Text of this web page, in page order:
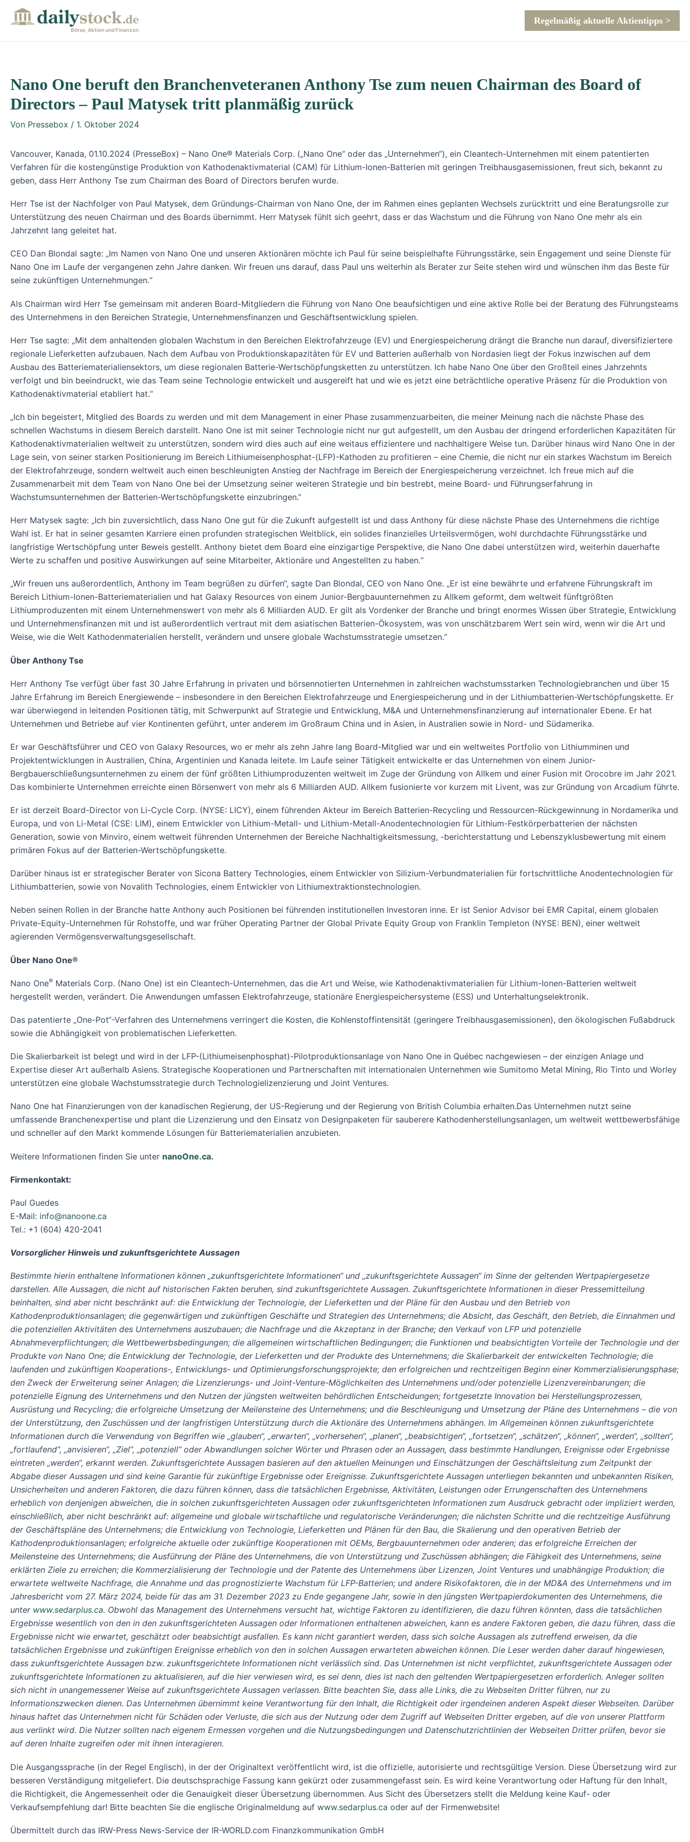
Inhalt
Börse, Aktien und Finanzen
Regelmäßig aktuelle Aktientipps >
Nano One beruft den Branchenveteranen Anthony Tse zum neuen Chairman des Board of
Directors – Paul Matysek tritt planmäßig zurück
Von Pressebox / 1. Oktober 2024
Vancouver, Kanada, 01.10.2024 (PresseBox) – Nano One® Materials Corp. („Nano One“ oder das „Unternehmen“), ein Cleantech-Unternehmen mit einem patentierten
Verfahren für die kostengünstige Produktion von Kathodenaktivmaterial (CAM) für Lithium-Ionen-Batterien mit geringen Treibhausgasemissionen, freut sich, bekannt zu
geben, dass Herr Anthony Tse zum Chairman des Board of Directors berufen wurde.
Herr Tse ist der Nachfolger von Paul Matysek, dem Gründungs-Chairman von Nano One, der im Rahmen eines geplanten Wechsels zurücktritt und eine Beratungsrolle zur
Unterstützung des neuen Chairman und des Boards übernimmt. Herr Matysek fühlt sich geehrt, dass er das Wachstum und die Führung von Nano One mehr als ein
Jahrzehnt lang geleitet hat.
CEO Dan Blondal sagte: „Im Namen von Nano One und unseren Aktionären möchte ich Paul für seine beispielhafte Führungsstärke, sein Engagement und seine Dienste für
Nano One im Laufe der vergangenen zehn Jahre danken. Wir freuen uns darauf, dass Paul uns weiterhin als Berater zur Seite stehen wird und wünschen ihm das Beste für
seine zukünftigen Unternehmungen.“
Als Chairman wird Herr Tse gemeinsam mit anderen Board-Mitgliedern die Führung von Nano One beaufsichtigen und eine aktive Rolle bei der Beratung des Führungsteams
des Unternehmens in den Bereichen Strategie, Unternehmensfinanzen und Geschäftsentwicklung spielen.
Herr Tse sagte: „Mit dem anhaltenden globalen Wachstum in den Bereichen Elektrofahrzeuge (EV) und Energiespeicherung drängt die Branche nun darauf, diversifiziertere
regionale Lieferketten aufzubauen. Nach dem Aufbau von Produktionskapazitäten für EV und Batterien außerhalb von Nordasien liegt der Fokus inzwischen auf dem
Ausbau des Batteriematerialiensektors, um diese regionalen Batterie-Wertschöpfungsketten zu unterstützen. Ich habe Nano One über den Großteil eines Jahrzehnts
verfolgt und bin beeindruckt, wie das Team seine Technologie entwickelt und ausgereift hat und wie es jetzt eine beträchtliche operative Präsenz für die Produktion von
Kathodenaktivmaterial etabliert hat.“
„Ich bin begeistert, Mitglied des Boards zu werden und mit dem Management in einer Phase zusammenzuarbeiten, die meiner Meinung nach die nächste Phase des
schnellen Wachstums in diesem Bereich darstellt. Nano One ist mit seiner Technologie nicht nur gut aufgestellt, um den Ausbau der dringend erforderlichen Kapazitäten für
Kathodenaktivmaterialien weltweit zu unterstützen, sondern wird dies auch auf eine weitaus effizientere und nachhaltigere Weise tun. Darüber hinaus wird Nano One in der
Lage sein, von seiner starken Positionierung im Bereich Lithiumeisenphosphat-(LFP)-Kathoden zu profitieren – eine Chemie, die nicht nur ein starkes Wachstum im Bereich
der Elektrofahrzeuge, sondern weltweit auch einen beschleunigten Anstieg der Nachfrage im Bereich der Energiespeicherung verzeichnet. Ich freue mich auf die
Zusammenarbeit mit dem Team von Nano One bei der Umsetzung seiner weiteren Strategie und bin bestrebt, meine Board- und Führungserfahrung in
Wachstumsunternehmen der Batterien-Wertschöpfungskette einzubringen.”
Herr Matysek sagte: „Ich bin zuversichtlich, dass Nano One gut für die Zukunft aufgestellt ist und dass Anthony für diese nächste Phase des Unternehmens die richtige
Wahl ist. Er hat in seiner gesamten Karriere einen profunden strategischen Weitblick, ein solides finanzielles Urteilsvermögen, wohl durchdachte Führungsstärke und
langfristige Wertschöpfung unter Beweis gestellt. Anthony bietet dem Board eine einzigartige Perspektive, die Nano One dabei unterstützen wird, weiterhin dauerhafte
Werte zu schaffen und positive Auswirkungen auf seine Mitarbeiter, Aktionäre und Angestellten zu haben.“
„Wir freuen uns außerordentlich, Anthony im Team begrüßen zu dürfen“, sagte Dan Blondal, CEO von Nano One. „Er ist eine bewährte und erfahrene Führungskraft im
Bereich Lithium-Ionen-Batteriematerialien und hat Galaxy Resources von einem Junior-Bergbauunternehmen zu Allkem geformt, dem weltweit fünftgrößten
Lithiumproduzenten mit einem Unternehmenswert von mehr als 6 Milliarden AUD. Er gilt als Vordenker der Branche und bringt enormes Wissen über Strategie, Entwicklung
und Unternehmensfinanzen mit und ist außerordentlich vertraut mit dem asiatischen Batterien-Ökosystem, was von unschätzbarem Wert sein wird, wenn wir die Art und
Weise, wie die Welt Kathodenmaterialien herstellt, verändern und unsere globale Wachstumsstrategie umsetzen.“
Über Anthony Tse
Herr Anthony Tse verfügt über fast 30 Jahre Erfahrung in privaten und börsennotierten Unternehmen in zahlreichen wachstumsstarken Technologiebranchen und über 15
Jahre Erfahrung im Bereich Energiewende – insbesondere in den Bereichen Elektrofahrzeuge und Energiespeicherung und in der Lithiumbatterien-Wertschöpfungskette. Er
war überwiegend in leitenden Positionen tätig, mit Schwerpunkt auf Strategie und Entwicklung, M&A und Unternehmensfinanzierung auf internationaler Ebene. Er hat
Unternehmen und Betriebe auf vier Kontinenten geführt, unter anderem im Großraum China und in Asien, in Australien sowie in Nord- und Südamerika.
Er war Geschäftsführer und CEO von Galaxy Resources, wo er mehr als zehn Jahre lang Board-Mitglied war und ein weltweites Portfolio von Lithiumminen und
Projektentwicklungen in Australien, China, Argentinien und Kanada leitete. Im Laufe seiner Tätigkeit entwickelte er das Unternehmen von einem Junior-
Bergbauerschließungsunternehmen zu einem der fünf größten Lithiumproduzenten weltweit im Zuge der Gründung von Allkem und einer Fusion mit Orocobre im Jahr 2021.
Das kombinierte Unternehmen erreichte einen Börsenwert von mehr als 6 Milliarden AUD. Allkem fusionierte vor kurzem mit Livent, was zur Gründung von Arcadium führte.
Er ist derzeit Board-Director von Li-Cycle Corp. (NYSE: LICY), einem führenden Akteur im Bereich Batterien-Recycling und Ressourcen-Rückgewinnung in Nordamerika und
Europa, und von Li-Metal (CSE: LIM), einem Entwickler von Lithium-Metall- und Lithium-Metall-Anodentechnologien für Lithium-Festkörperbatterien der nächsten
Generation, sowie von Minviro, einem weltweit führenden Unternehmen der Bereiche Nachhaltigkeitsmessung, -berichterstattung und Lebenszyklusbewertung mit einem
primären Fokus auf der Batterien-Wertschöpfungskette.
Darüber hinaus ist er strategischer Berater von Sicona Battery Technologies, einem Entwickler von Silizium-Verbundmaterialien für fortschrittliche Anodentechnologien für
Lithiumbatterien, sowie von Novalith Technologies, einem Entwickler von Lithiumextraktionstechnologien.
Neben seinen Rollen in der Branche hatte Anthony auch Positionen bei führenden institutionellen Investoren inne. Er ist Senior Advisor bei EMR Capital, einem globalen
Private-Equity-Unternehmen für Rohstoffe, und war früher Operating Partner der Global Private Equity Group von Franklin Templeton (NYSE: BEN), einer weltweit
agierenden Vermögensverwaltungsgesellschaft.
Über Nano One®
Nano One® Materials Corp. (Nano One) ist ein Cleantech-Unternehmen, das die Art und Weise, wie Kathodenaktivmaterialien für Lithium-Ionen-Batterien weltweit
hergestellt werden, verändert. Die Anwendungen umfassen Elektrofahrzeuge, stationäre Energiespeichersysteme (ESS) und Unterhaltungselektronik.
Das patentierte „One-Pot“-Verfahren des Unternehmens verringert die Kosten, die Kohlenstoffintensität (geringere Treibhausgasemissionen), den ökologischen Fußabdruck
sowie die Abhängigkeit von problematischen Lieferketten.
Die Skalierbarkeit ist belegt und wird in der LFP-(Lithiumeisenphosphat)-Pilotproduktionsanlage von Nano One in Québec nachgewiesen – der einzigen Anlage und
Expertise dieser Art außerhalb Asiens. Strategische Kooperationen und Partnerschaften mit internationalen Unternehmen wie Sumitomo Metal Mining, Rio Tinto und Worley
unterstützen eine globale Wachstumsstrategie durch Technologielizenzierung und Joint Ventures.
Nano One hat Finanzierungen von der kanadischen Regierung, der US-Regierung und der Regierung von British Columbia erhalten.Das Unternehmen nutzt seine
umfassende Branchenexpertise und plant die Lizenzierung und den Einsatz von Designpaketen für sauberere Kathodenherstellungsanlagen, um weltweit wettbewerbsfähige
und schneller auf den Markt kommende Lösungen für Batteriematerialien anzubieten.
Weitere Informationen finden Sie unter nanoOne.ca.
Firmenkontakt:
Paul Guedes
E-Mail: info@nanoone.ca
Tel.: +1 (604) 420-2041
Vorsorglicher Hinweis und zukunftsgerichtete Aussagen
Bestimmte hierin enthaltene Informationen können „zukunftsgerichtete Informationen“ und „zukunftsgerichtete Aussagen“ im Sinne der geltenden Wertpapiergesetze
darstellen. Alle Aussagen, die nicht auf historischen Fakten beruhen, sind zukunftsgerichtete Aussagen. Zukunftsgerichtete Informationen in dieser Pressemitteilung
beinhalten, sind aber nicht beschränkt auf: die Entwicklung der Technologie, der Lieferketten und der Pläne für den Ausbau und den Betrieb von
Kathodenproduktionsanlagen; die gegenwärtigen und zukünftigen Geschäfte und Strategien des Unternehmens; die Absicht, das Geschäft, den Betrieb, die Einnahmen und
die potenziellen Aktivitäten des Unternehmens auszubauen; die Nachfrage und die Akzeptanz in der Branche; den Verkauf von LFP und potenzielle
Abnahmeverpflichtungen; die Wettbewerbsbedingungen; die allgemeinen wirtschaftlichen Bedingungen; die Funktionen und beabsichtigten Vorteile der Technologie und der
Produkte von Nano One; die Entwicklung der Technologie, der Lieferketten und der Produkte des Unternehmens; die Skalierbarkeit der entwickelten Technologie; die
laufenden und zukünftigen Kooperations-, Entwicklungs- und Optimierungsforschungsprojekte; den erfolgreichen und rechtzeitigen Beginn einer Kommerzialisierungsphase;
den Zweck der Erweiterung seiner Anlagen; die Lizenzierungs- und Joint-Venture-Möglichkeiten des Unternehmens und/oder potenzielle Lizenzvereinbarungen; die
potenzielle Eignung des Unternehmens und den Nutzen der jüngsten weltweiten behördlichen Entscheidungen; fortgesetzte Innovation bei Herstellungsprozessen,
Ausrüstung und Recycling; die erfolgreiche Umsetzung der Meilensteine des Unternehmens; und die Beschleunigung und Umsetzung der Pläne des Unternehmens – die von
der Unterstützung, den Zuschüssen und der langfristigen Unterstützung durch die Aktionäre des Unternehmens abhängen. Im Allgemeinen können zukunftsgerichtete
Informationen durch die Verwendung von Begriffen wie „glauben“, „erwarten“, „vorhersehen“, „planen“, „beabsichtigen“, „fortsetzen“, „schätzen“, „können“, „werden“, „sollten“,
„fortlaufend“, „anvisieren“, „Ziel“, „potenziell“ oder Abwandlungen solcher Wörter und Phrasen oder an Aussagen, dass bestimmte Handlungen, Ereignisse oder Ergebnisse
eintreten „werden“, erkannt werden. Zukunftsgerichtete Aussagen basieren auf den aktuellen Meinungen und Einschätzungen der Geschäftsleitung zum Zeitpunkt der
Abgabe dieser Aussagen und sind keine Garantie für zukünftige Ergebnisse oder Ereignisse. Zukunftsgerichtete Aussagen unterliegen bekannten und unbekannten Risiken,
Unsicherheiten und anderen Faktoren, die dazu führen können, dass die tatsächlichen Ergebnisse, Aktivitäten, Leistungen oder Errungenschaften des Unternehmens
erheblich von denjenigen abweichen, die in solchen zukunftsgerichteten Aussagen oder zukunftsgerichteten Informationen zum Ausdruck gebracht oder impliziert werden,
einschließlich, aber nicht beschränkt auf: allgemeine und globale wirtschaftliche und regulatorische Veränderungen; die nächsten Schritte und die rechtzeitige Ausführung
der Geschäftspläne des Unternehmens; die Entwicklung von Technologie, Lieferketten und Plänen für den Bau, die Skalierung und den operativen Betrieb der
Kathodenproduktionsanlagen; erfolgreiche aktuelle oder zukünftige Kooperationen mit OEMs, Bergbauunternehmen oder anderen; das erfolgreiche Erreichen der
Meilensteine des Unternehmens; die Ausführung der Pläne des Unternehmens, die von Unterstützung und Zuschüssen abhängen; die Fähigkeit des Unternehmens, seine
erklärten Ziele zu erreichen; die Kommerzialisierung der Technologie und der Patente des Unternehmens über Lizenzen, Joint Ventures und unabhängige Produktion; die
erwartete weltweite Nachfrage, die Annahme und das prognostizierte Wachstum für LFP-Batterien; und andere Risikofaktoren, die in der MD&A des Unternehmens und im
Jahresbericht vom 27. März 2024, beide für das am 31. Dezember 2023 zu Ende gegangene Jahr, sowie in den jüngsten Wertpapierdokumenten des Unternehmens, die
unter www.sedarplus.ca. Obwohl das Management des Unternehmens versucht hat, wichtige Faktoren zu identifizieren, die dazu führen könnten, dass die tatsächlichen
Ergebnisse wesentlich von den in den zukunftsgerichteten Aussagen oder Informationen enthaltenen abweichen, kann es andere Faktoren geben, die dazu führen, dass die
Ergebnisse nicht wie erwartet, geschätzt oder beabsichtigt ausfallen. Es kann nicht garantiert werden, dass sich solche Aussagen als zutreffend erweisen, da die
tatsächlichen Ergebnisse und zukünftigen Ereignisse erheblich von den in solchen Aussagen erwarteten abweichen können. Die Leser werden daher darauf hingewiesen,
dass zukunftsgerichtete Aussagen bzw. zukunftsgerichtete Informationen nicht verlässlich sind. Das Unternehmen ist nicht verpflichtet, zukunftsgerichtete Aussagen oder
zukunftsgerichtete Informationen zu aktualisieren, auf die hier verwiesen wird, es sei denn, dies ist nach den geltenden Wertpapiergesetzen erforderlich. Anleger sollten
sich nicht in unangemessener Weise auf zukunftsgerichtete Aussagen verlassen. Bitte beachten Sie, dass alle Links, die zu Webseiten Dritter führen, nur zu
Informationszwecken dienen. Das Unternehmen übernimmt keine Verantwortung für den Inhalt, die Richtigkeit oder irgendeinen anderen Aspekt dieser Webseiten. Darüber
hinaus haftet das Unternehmen nicht für Schäden oder Verluste, die sich aus der Nutzung oder dem Zugriff auf Webseiten Dritter ergeben, auf die von unserer Plattform
aus verlinkt wird. Die Nutzer sollten nach eigenem Ermessen vorgehen und die Nutzungsbedingungen und Datenschutzrichtlinien der Webseiten Dritter prüfen, bevor sie
auf deren Inhalte zugreifen oder mit ihnen interagieren.
Die Ausgangssprache (in der Regel Englisch), in der der Originaltext veröffentlicht wird, ist die offizielle, autorisierte und rechtsgültige Version. Diese Übersetzung wird zur
besseren Verständigung mitgeliefert. Die deutschsprachige Fassung kann gekürzt oder zusammengefasst sein. Es wird keine Verantwortung oder Haftung für den Inhalt,
die Richtigkeit, die Angemessenheit oder die Genauigkeit dieser Übersetzung übernommen. Aus Sicht des Übersetzers stellt die Meldung keine Kauf- oder
Verkaufsempfehlung dar! Bitte beachten Sie die englische Originalmeldung auf www.sedarplus.ca oder auf der Firmenwebsite!
Übermittelt durch das IRW-Press News-Service der IR-WORLD.com Finanzkommunikation GmbH
navigation